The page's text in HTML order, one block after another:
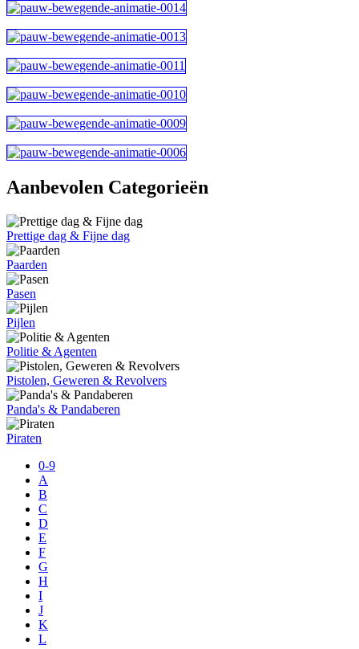
Aanbevolen Categorieën
Prettige dag & Fijne dag
Paarden
Pasen
Pijlen
Politie & Agenten
Pistolen, Geweren & Revolvers
Panda's & Pandaberen
Piraten
0-9
A
B
C
D
E
F
G
H
I
J
K
L